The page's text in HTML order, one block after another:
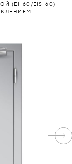
(EI-60/EIS-60)